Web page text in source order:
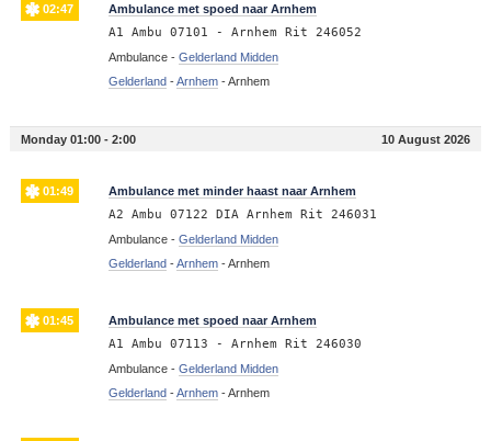
02:47 Ambulance met spoed naar Arnhem
A1 Ambu 07101 - Arnhem Rit 246052
Ambulance - Gelderland Midden
Gelderland-Arnhem-Arnhem
Monday 01:00 - 2:00 10 August 2026
01:49 Ambulance met minder haast naar Arnhem
A2 Ambu 07122 DIA Arnhem Rit 246031
Ambulance - Gelderland Midden
Gelderland-Arnhem-Arnhem
01:45 Ambulance met spoed naar Arnhem
A1 Ambu 07113 - Arnhem Rit 246030
Ambulance - Gelderland Midden
Gelderland-Arnhem-Arnhem